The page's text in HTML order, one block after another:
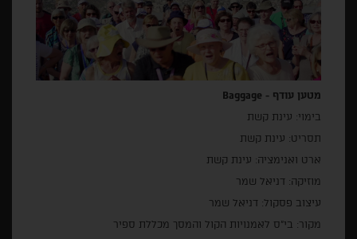
מטען עודף - Baggage
בימוי: עינת קשת
תסריט: עינת קשת
ארט ואנימציה: עינת קשת
מוזיקה: דניאל שמר
עיצוב פסקול: דניאל שמר
מקור: בי"ס לאמנויות הקול והמסך מכללת ספיר